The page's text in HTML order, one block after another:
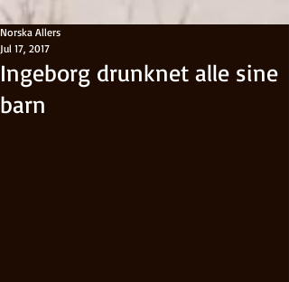
Ingeborg drunknet alle sine
barn
Norska Allers
Jul 17, 2017